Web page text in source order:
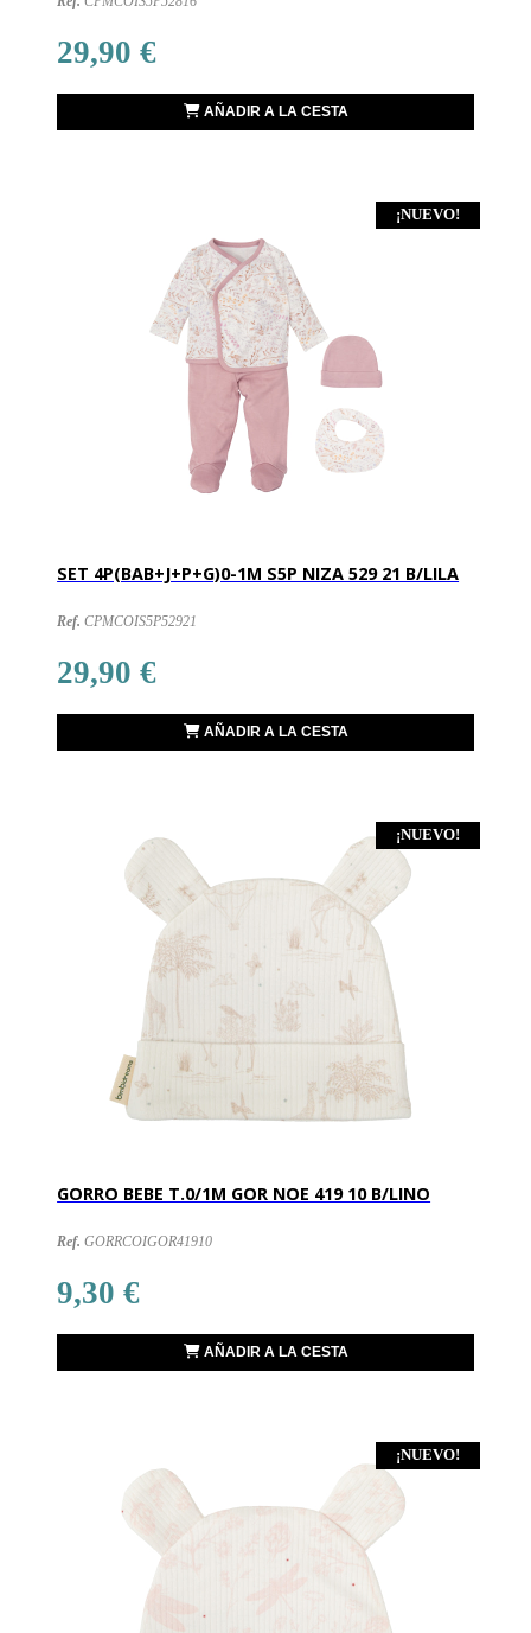
29,90 €
AÑADIR A LA CESTA
¡NUEVO!
SET 4P(BAB+J+P+G)0-1M S5P NIZA 529 21 B/LILA
Ref. CPMCOIS5P52921
29,90 €
AÑADIR A LA CESTA
¡NUEVO!
GORRO BEBE T.0/1M GOR NOE 419 10 B/LINO
Ref. GORRCOIGOR41910
9,30 €
AÑADIR A LA CESTA
¡NUEVO!